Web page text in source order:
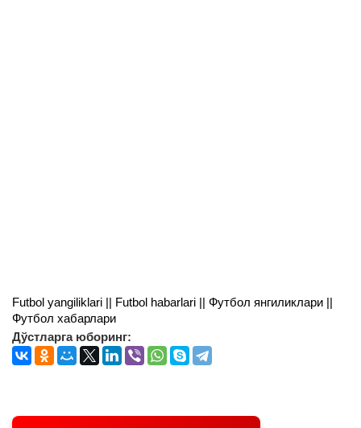
Futbol yangiliklari || Futbol habarlari || Футбол янгиликлари ||
Футбол хабарлари
Дўстларга юборинг: